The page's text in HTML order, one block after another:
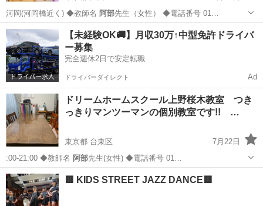
河岡(河岡橋近く) ◆教師名 阿部 先生（女性） ◆電話番号 01…
東京 大田区 塾
【未経験OK🚚】月収30万↑中型免許ドライバ
ー募集
完全週休2日で安定転職
ドライバーダイレクト Ad
ドリームホームスクール上野桜木教室 つき
っきりマンツーマンの個別教室です!! …
東京都 台東区
7月22日
:00-21:00 ◆教師名 阿部 先生(女性) ◆電話番号 01…
東京 台東区
🟥 KIDS STREET JAZZ DANCE🟥